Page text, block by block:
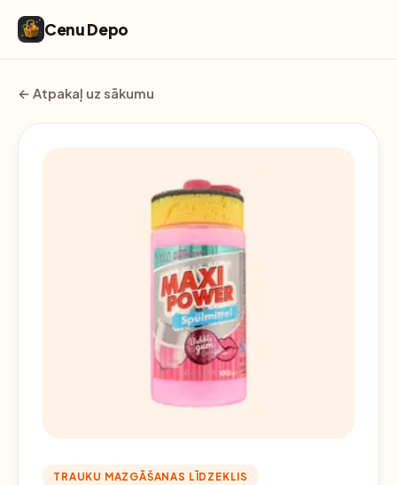
Cenu Depo
← Atpakaļ uz sākumu
TRAUKU MAZGĀŠANAS LĪDZEKLIS